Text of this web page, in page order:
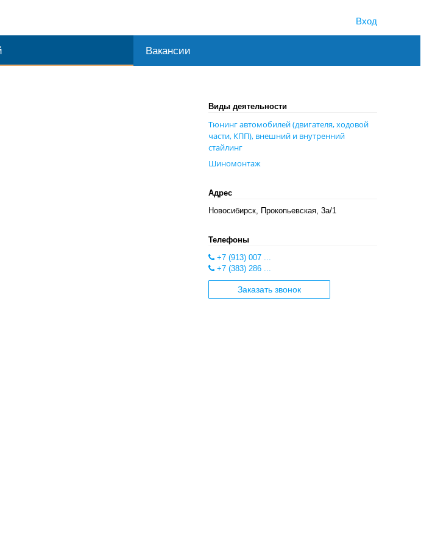
Вход
Вакансии
Виды деятельности
Тюнинг автомобилей (двигателя, ходовой
части, КПП), внешний и внутренний
стайлинг
Шиномонтаж
Адрес
Новосибирск, Прокопьевская, 3а/1
Телефоны
+7 (913) 007 ...
+7 (383) 286 ...
Заказать звонок